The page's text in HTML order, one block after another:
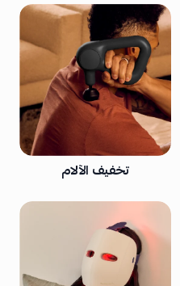
تخفيف الآلام